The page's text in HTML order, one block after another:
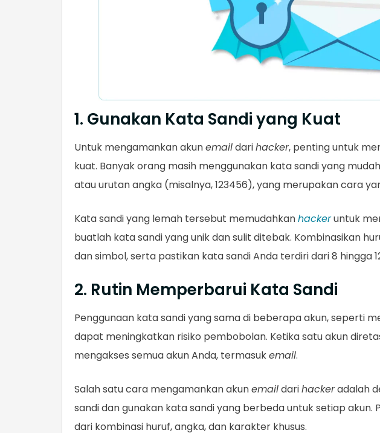
1. Gunakan Kata Sandi yang Kuat
Untuk mengamankan akunemaildarihacker, penting untuk
kuat. Banyak orang masih menggunakan kata sandi yang
atau urutan angka (misalnya, 123456), yang merupakan cara
Kata sandi yang lemah tersebut memudahkanhackeruntuk
buatlah kata sandi yang unik dan sulit ditebak. Kombinasikan
dan simbol, serta pastikan kata sandi Anda terdiri dari 8 hingga
2. Rutin Memperbarui Kata Sandi
Penggunaan kata sandi yang sama di beberapa akun, seperti
dapat meningkatkan risiko pembobolan. Ketika satu akun
mengakses semua akun Anda, termasukemail.
Salah satu cara mengamankan akunemaildarihackeradalah
sandi dan gunakan kata sandi yang berbeda untuk setiap akun.
dari kombinasi huruf, angka, dan karakter khusus.